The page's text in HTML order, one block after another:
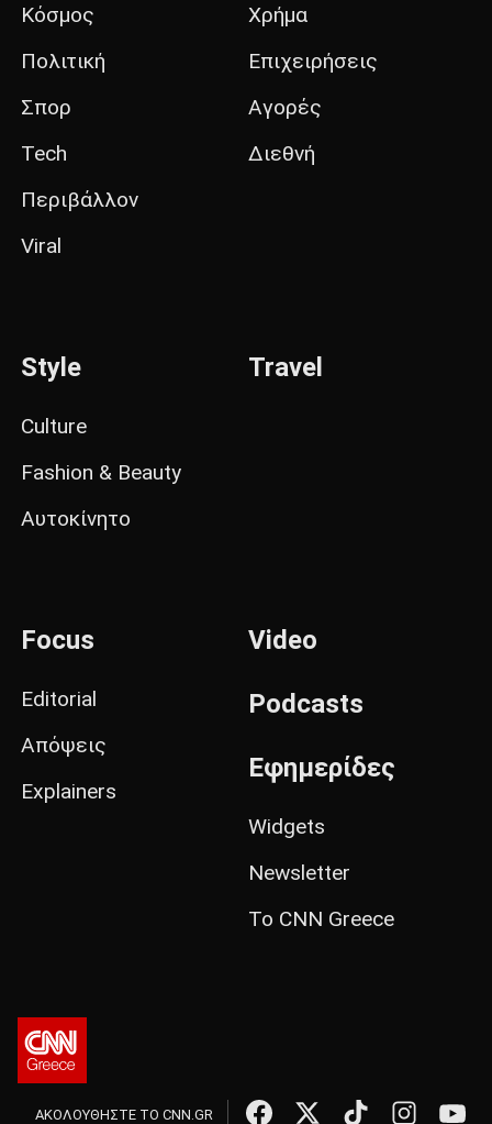
Κόσμος
Πολιτική
Σπορ
Tech
Περιβάλλον
Viral
Χρήμα
Επιχειρήσεις
Αγορές
Διεθνή
Style
Culture
Fashion & Beauty
Αυτοκίνητο
Travel
Focus
Editorial
Απόψεις
Explainers
Video
Podcasts
Εφημερίδες
Widgets
Newsletter
Το CNN Greece
ΑΚΟΛΟΥΘΗΣΤΕ ΤΟ CNN.GR